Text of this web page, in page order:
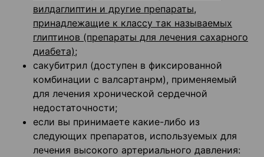
вилдаглиптин и другие препараты,
принадлежащие к классу так называемых
глиптинов (препараты для лечения сахарного
диабета);
сакубитрил (доступен в фиксированной
комбинации с валсартанрм), применяемый
для лечения хронической сердечной
недостаточности;
если вы принимаете какие-либо из
следующих препаратов, используемых для
лечения высокого артериального давления: